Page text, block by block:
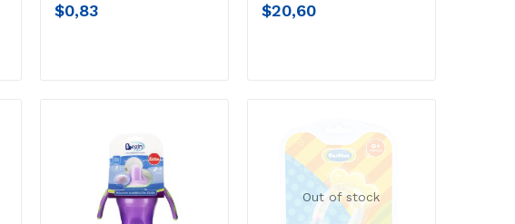
$0,83 $20,60
Out of stock